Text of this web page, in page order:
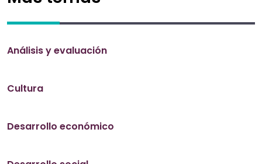
Análisis y evaluación
Cultura
Desarrollo económico